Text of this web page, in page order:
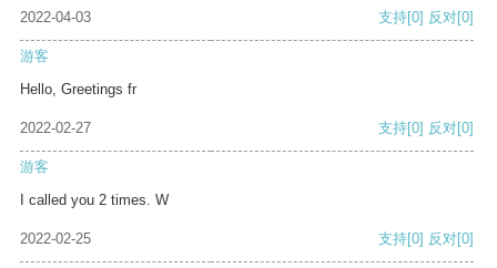
2022-04-03 支持[0] 反对[0]
游客
Hello, Greetings fr
2022-02-27 支持[0] 反对[0]
游客
I called you 2 times. W
2022-02-25 支持[0] 反对[0]